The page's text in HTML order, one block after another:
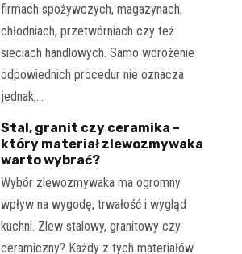
firmach spożywczych, magazynach,
chłodniach, przetwórniach czy też
sieciach handlowych. Samo wdrożenie
odpowiednich procedur nie oznacza
jednak,…
Stal, granit czy ceramika –
który materiał zlewozmywaka
warto wybrać?
Wybór zlewozmywaka ma ogromny
wpływ na wygodę, trwałość i wygląd
kuchni. Zlew stalowy, granitowy czy
ceramiczny? Każdy z tych materiałów